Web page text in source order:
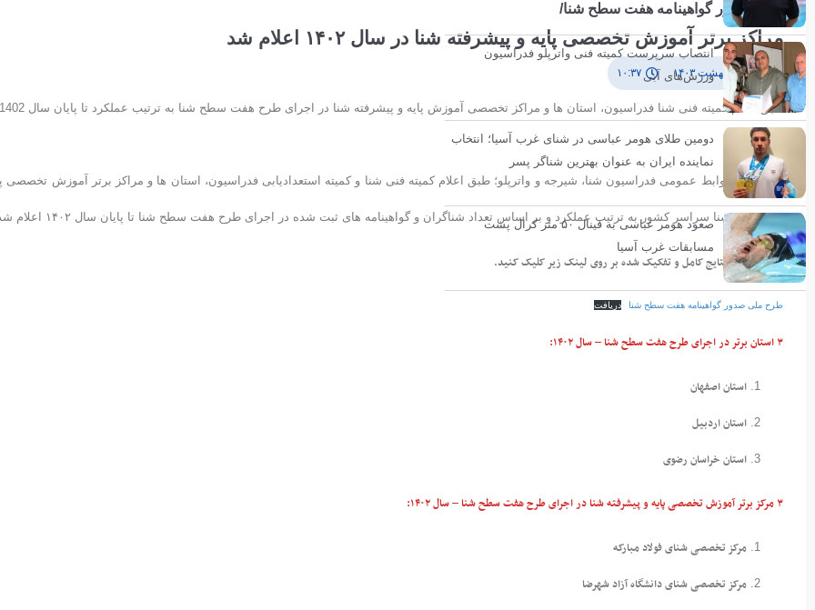
طرح صدور گواهینامه هفت سطح شنا/
مراکز برتر آموزش تخصصی پایه و پیشرفته شنا در سال ۱۴۰۲ اعلام شد
۱۶ اردیبهشت ۱۴۰۳ ۱۰:۳۷
طبق اعلام کمیته فنی شنا فدراسیون، استان ها و مراکز تخصصی آموزش پایه و پیشرفته شنا در اجرای طرح هفت سطح شنا به ترتیب عملکرد تا پایان سال 1402
اعلام شد.
به گزارش روابط عمومی فدراسیون شنا، شیرجه و واترپلو؛ طبق اعلام کمیته فنی شنا و کمیته استعدادیابی فدراسیون، استان ها و مراکز برتر آموزش تخصصی
و پیشرفته شنا سراسر کشور به ترتیب عملکرد و بر اساس تعداد شناگران و گواهینامه های ثبت شده در اجرای طرح هفت سطح شنا تا پایان سال ۱۴۰۲ اعلام شد.
برای مشاهده نتایج کامل و تفکیک شده بر روی لینک زیر کلیک کنید.
طرح ملی صدور گواهینامه هفت سطح شنا دریافت
۳ استان برتر در اجرای طرح هفت سطح شنا – سال ۱۴۰۲:
استان اصفهان
استان اردبیل
استان خراسان رضوی
۳ مرکز برتر آموزش تخصصی پایه و پیشرفته شنا در اجرای طرح هفت سطح شنا – سال ۱۴۰۲:
مرکز تخصصی شنای فولاد مبارکه
مرکز تخصصی شنای دانشگاه آزاد شهرضا
انتصاب سرپرست کمیته فنی واترپلو فدراسیون
ورزش‌های آبی
دومین طلای هومر عباسی در شنای غرب آسیا؛ انتخاب
نماینده ایران به عنوان بهترین شناگر پسر
صعود هومر عباسی به فینال ۵۰ متر کرال پشت
مسابقات غرب آسیا